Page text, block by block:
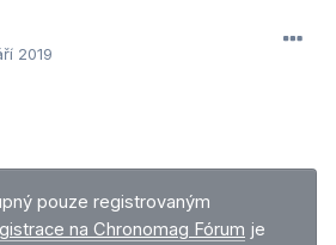
2019
pouze registrovaným
na Chronomag Fórum je